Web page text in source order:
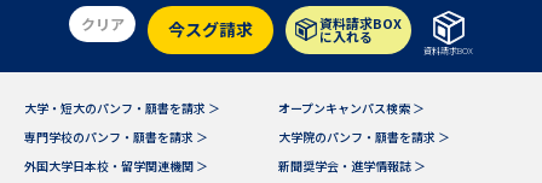
クリア 今スグ請求 資料請求BOX
に入れる
資料請求BOX
大学・短大のパンフ・願書を請求 ＞
オープンキャンパス検索 ＞
専門学校のパンフ・願書を請求 ＞
大学院のパンフ・願書を請求 ＞
外国大学日本校・留学関連機関 ＞
新聞奨学会・進学情報誌 ＞